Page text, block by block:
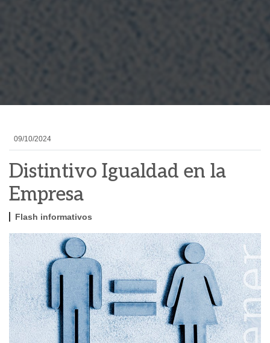
09/10/2024
Distintivo Igualdad en la
Empresa
Flash informativos